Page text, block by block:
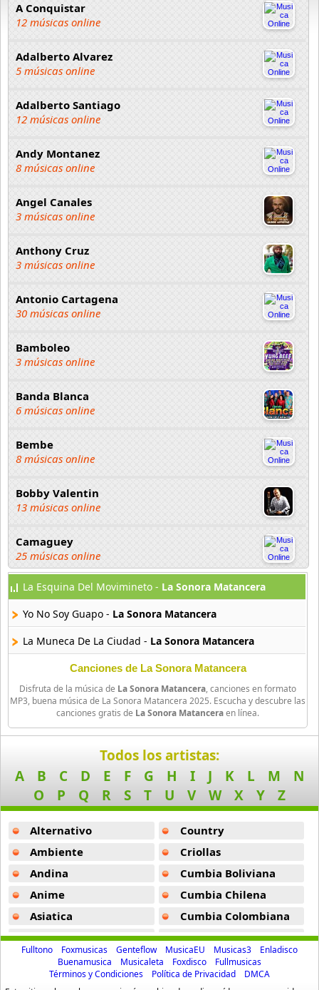
A Conquistar
12 músicas online
Adalberto Alvarez
5 músicas online
Adalberto Santiago
12 músicas online
Andy Montanez
8 músicas online
Angel Canales
3 músicas online
Anthony Cruz
3 músicas online
Antonio Cartagena
30 músicas online
Bamboleo
3 músicas online
Banda Blanca
6 músicas online
Bembe
8 músicas online
Bobby Valentin
13 músicas online
Camaguey
25 músicas online
Caribenos
140 músicas online
Caro Band
4 músicas online
Celia Cruz
71 músicas online
Charanga Habanera
100 músicas online
Choco Orta
7 músicas online
Costa Brava
8 músicas online
Dan Den
16 músicas online
21 músicas online
Danny Daniel
La Esquina Del Movimineto - La Sonora Matancera
Yo No Soy Guapo - La Sonora Matancera
La Muneca De La Ciudad - La Sonora Matancera
Canciones de La Sonora Matancera
Disfruta de la música de La Sonora Matancera, canciones en formato
MP3, buena música de La Sonora Matancera 2025. Escucha y descubre las
canciones gratis de La Sonora Matanceraen línea.
Todos los artistas:
A
B C D E F G H I J K L M
N
O
P Q R S T U V W X Y Z
Alternativo
Ambiente
Andina
Anime
Asiatica
Atevip
Bachatas
Baladas
Country
Criollas
Cumbia Boliviana
Cumbia Chilena
Cumbia Colombiana
Cumbia Ecuatoriana
Cumbia Mexicana
Cumbia Pop
Fulltono Foxmusicas Genteflow MusicaEU Musicas3
Enladisco
Buenamusica
Musicaleta Foxdisco
Fullmusicas
Términos y Condiciones
Política de Privacidad
DMCA